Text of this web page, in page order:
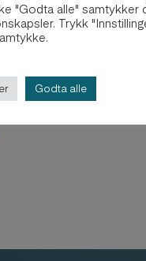
in
2012-
"Godta alle" samtykker
Trykk
Godta alle